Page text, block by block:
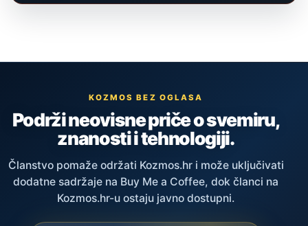
KOZMOS BEZ OGLASA
Podrži neovisne priče o svemiru,
znanosti i tehnologiji.
Članstvo pomaže održati Kozmos.hr i može uključivati
dodatne sadržaje na Buy Me a Coffee, dok članci na
Kozmos.hr-u ostaju javno dostupni.